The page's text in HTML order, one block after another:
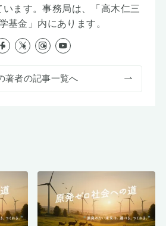
います。事務局は、「高木仁三
基金」内にあります。
著者の記事一覧へ